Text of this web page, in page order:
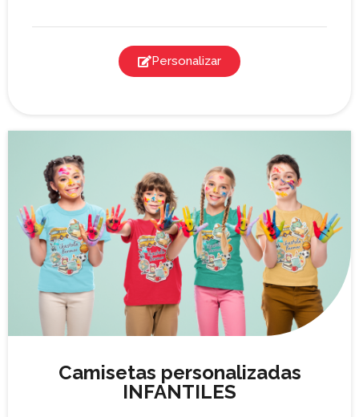
Personalizar
Camisetas personalizadas
INFANTILES